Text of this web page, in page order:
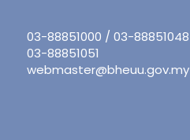
03-88851000 / 03-88851048
03-88851051
webmaster@bheuu.gov.my